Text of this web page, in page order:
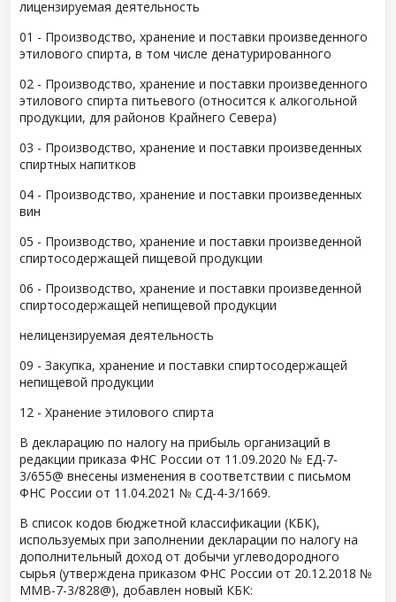
лицензируемая деятельность
01 - Производство, хранение и поставки произведенного
этилового спирта, в том числе денатурированного
02 - Производство, хранение и поставки произведенного
этилового спирта питьевого (относится к алкогольной
продукции, для районов Крайнего Севера)
03 - Производство, хранение и поставки произведенных
спиртных напитков
04 - Производство, хранение и поставки произведенных
вин
05 - Производство, хранение и поставки произведенной
спиртосодержащей пищевой продукции
06 - Производство, хранение и поставки произведенной
спиртосодержащей непищевой продукции
нелицензируемая деятельность
09 - Закупка, хранение и поставки спиртосодержащей
непищевой продукции
12 - Хранение этилового спирта
В декларацию по налогу на прибыль организаций в
редакции приказа ФНС России от 11.09.2020 № ЕД-7-
3/655@ внесены изменения в соответствии с письмом
ФНС России от 11.04.2021 № СД-4-3/1669.
В список кодов бюджетной классификации (КБК),
используемых при заполнении декларации по налогу на
дополнительный доход от добычи углеводородного
сырья (утверждена приказом ФНС России от 20.12.2018 №
ММВ-7-3/828@), добавлен новый КБК: